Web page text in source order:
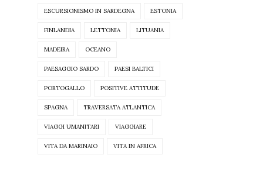
ESCURSIONISMO IN SARDEGNA ESTONIA
FINLANDIA LETTONIA LITUANIA
MADEIRA OCEANO
PAESAGGIO SARDO PAESI BALTICI
PORTOGALLO POSITIVE ATTITUDE
SPAGNA TRAVERSATA ATLANTICA
VIAGGI UMANITARI VIAGGIARE
VITA DA MARINAIO VITA IN AFRICA